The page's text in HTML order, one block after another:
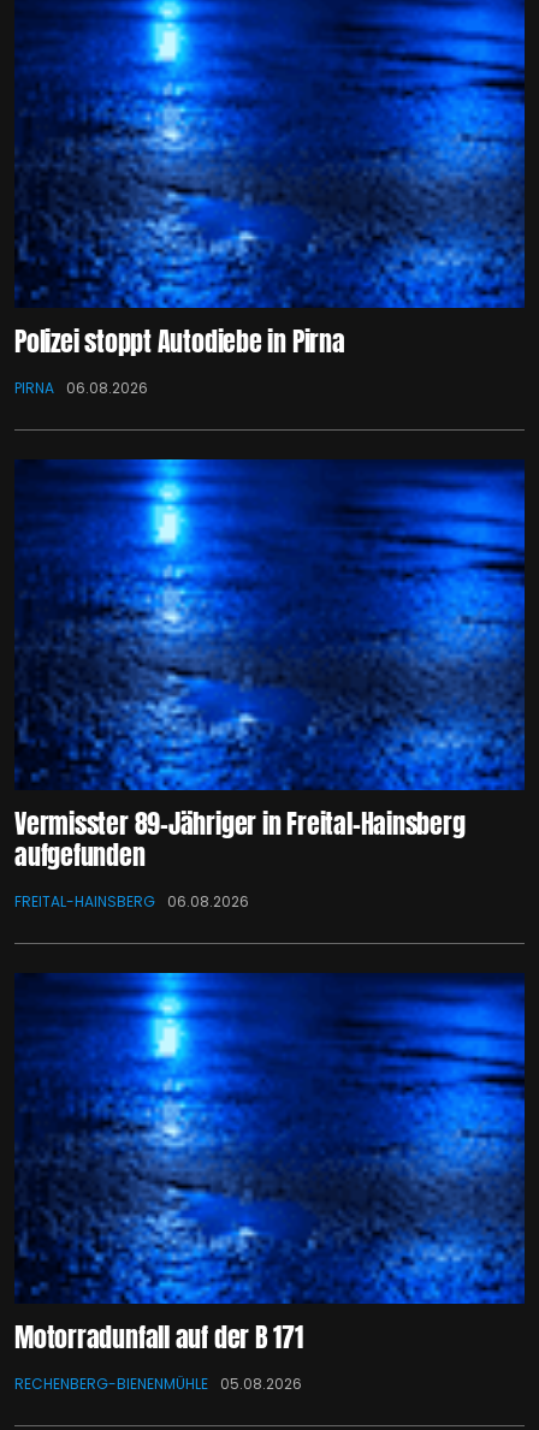
Polizei stoppt Autodiebe in Pirna
PIRNA 06.08.2026
Vermisster 89-Jähriger in Freital-Hainsberg
aufgefunden
FREITAL-HAINSBERG 06.08.2026
Motorradunfall auf der B 171
RECHENBERG-BIENENMÜHLE 05.08.2026